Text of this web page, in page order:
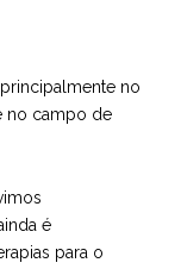
no
no campo de
é
para o